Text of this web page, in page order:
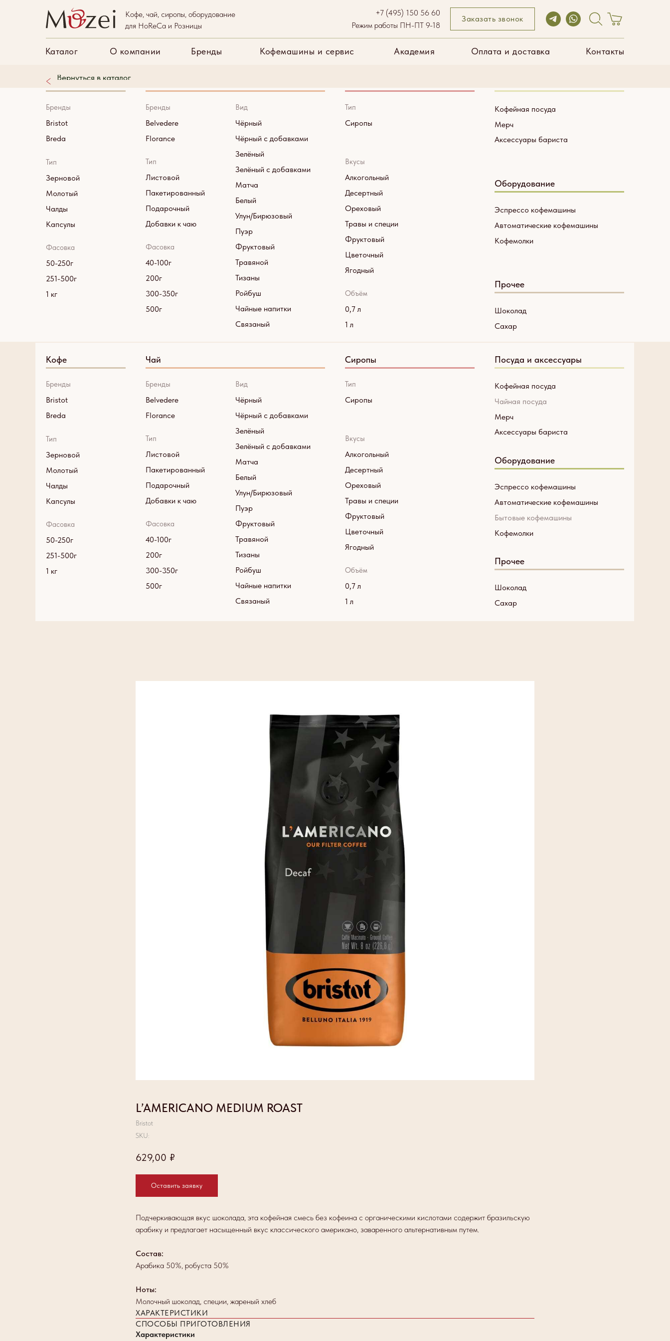
Заказать звонок
Режим работы ПН-ПТ 9-18
+7 (495) 150 56 60
Каталог
Кофе, чай, сиропы, оборудование
для HoReCa и Розницы
О компании Академия Оплата и доставка Контакты
Бренды Кофемашины и сервис
Bristot
Breda
Кофе
50-250г
251-500г
Бренды
1 кг
Фасовка
Зерновой
Тип
Молотый
Чалды
Капсулы
Тип
Листовой
Belvedere
Florance
Пакетированный
Бренды
Подарочный
Добавки к чаю
Фасовка
40-100г
200г
Чёрный
Вид
Чёрный с добавками
Зелёный
Матча
Улун/Бирюзовый
Фруктовый
Зелёный с добавками
Пуэр
Белый
Травяной
Тизаны
Ройбуш
Чайные напитки
Связаный
Сиропы
Тип
Вкусы
Алкогольный
Травы и специи
Десертный
Фруктовый
Ореховый
Цветочный
Ягодный
0,7 л
1 л
Объём
Оборудование
Автоматические кофемашины
Кофемолки
Кофейная посуда
Прочее
Эспрессо кофемашины
Сахар
Шоколад
Мерч
Аксессуары бариста
300-350г
500г
О компании Академия Оплата и доставка Контакты
Каталог
Чай Сиропы
Bristot
Breda
Кофе
50-250г
251-500г
Бренды
1 кг
Фасовка
Зерновой
Тип
Молотый
Чалды
Капсулы
Тип
Листовой
Belvedere
Florance
Пакетированный
Бренды
Подарочный
Добавки к чаю
Фасовка
40-100г
200г
Чёрный
Вид
Чёрный с добавками
Зелёный
Матча
Улун/Бирюзовый
Фруктовый
Зелёный с добавками
Пуэр
Белый
Травяной
Тизаны
Ройбуш
Чайные напитки
Связаный
Сиропы
Тип
Вкусы
Алкогольный
Травы и специи
Десертный
Фруктовый
Ореховый
Цветочный
Ягодный
0,7 л
1 л
Объём
300-350г
500г
Посуда и аксессуары
Оборудование
Автоматические кофемашины
Кофемолки
Кофейная посуда
Бытовые кофемашины
Прочее
Эспрессо кофемашины
Сахар
Шоколад
Чайная посуда
Мерч
Аксессуары бариста
L’AMERICANO MEDIUM ROAST
Bristot
SKU:
629,00 ₽
Оставить заявку
Подчеркивающая вкус шоколада, эта кофейная смесь без кофеина с органическими кислотами содержит бразильскую
арабику и предлагает насыщенный вкус классического американо, заваренного альтернативным путем.
Состав:
Арабика 50%, робуста 50%
Ноты:
Молочный шоколад, специи, жареный хлеб
ХАРАКТЕРИСТИКИ
СПОСОБЫ ПРИГОТОВЛЕНИЯ
Характеристики
Вернуться в каталог